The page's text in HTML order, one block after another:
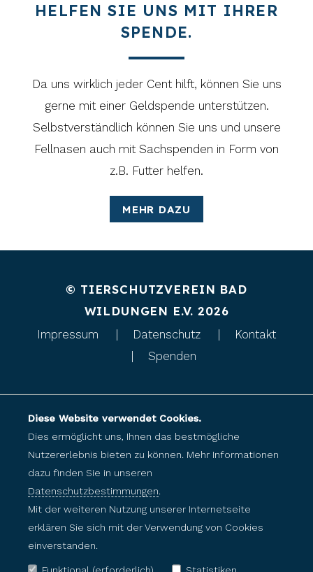
HELFEN SIE UNS MIT IHRER
SPENDE.
Da uns wirklich jeder Cent hilft, können Sie uns
gerne mit einer Geldspende unterstützen.
Selbstverständlich können Sie uns und unsere
Fellnasen auch mit Sachspenden in Form von
z.B. Futter helfen.
MEHR DAZU
© TIERSCHUTZVEREIN BAD
WILDUNGEN E.V. 2026
Impressum Datenschutz
Kontakt
Spenden
Diese Website verwendet Cookies.
Dies ermöglicht uns, Ihnen das bestmögliche
Nutzererlebnis bieten zu können. Mehr Informationen
dazu finden Sie in unseren
Datenschutzbestimmungen.
Mit der weiteren Nutzung unserer Internetseite
erklären Sie sich mit der Verwendung von Cookies
einverstanden.
Funktional (erforderlich) Statistiken